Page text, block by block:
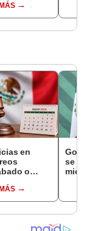
"Fue
en
o
válidos
día
se